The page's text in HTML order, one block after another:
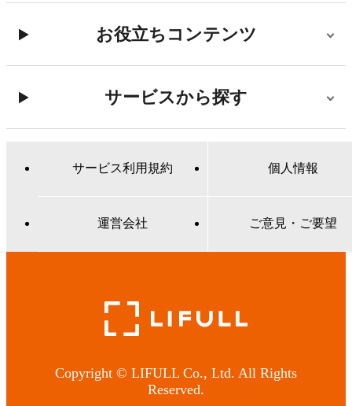
お役立ちコンテンツ
サービスから探す
サービス利用規約 個人情報
運営会社 ご意見・ご要望
Copyright © LIFULL Co., Ltd. All Rights
Reserved.